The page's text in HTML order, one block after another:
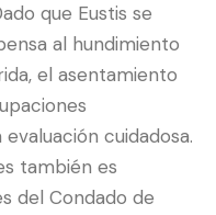
que Eustis se
al hundimiento
el asentamiento
cuidadosa.
también es
del Condado de